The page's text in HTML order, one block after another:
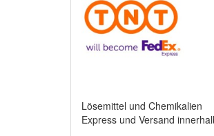
Lösemittel und Chemikalien
Express und Versand